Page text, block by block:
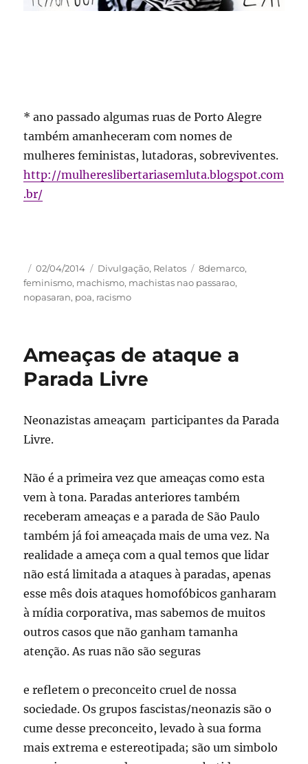
* ano passado algumas ruas de Porto Alegre
também amanheceram com nomes de
mulheres feministas, lutadoras, sobreviventes.
http://mulhereslibertariasemluta.blogspot.com
.br/
Autor
Publicado
em
02/04/2014 Categorias
Divulgação, Relatos Tags
8demarco,
feminismo, machismo, machistas nao passarao,
nopasaran, poa, racismo
Ameaças de ataque a
Parada Livre
Neonazistas ameaçam participantes da Parada
Livre.
Não é a primeira vez que ameaças como esta
vem à tona. Paradas anteriores também
receberam ameaças e a parada de São Paulo
também já foi ameaçada mais de uma vez. Na
realidade a ameça com a qual temos que lidar
não está limitada a ataques à paradas, apenas
esse mês dois ataques homofóbicos ganharam
à mídia corporativa, mas sabemos de muitos
outros casos que não ganham tamanha
atenção. As ruas não são seguras
e refletem o preconceito cruel de nossa
sociedade. Os grupos fascistas/neonazis são o
cume desse preconceito, levado à sua forma
mais extrema e estereotipada; são um simbolo